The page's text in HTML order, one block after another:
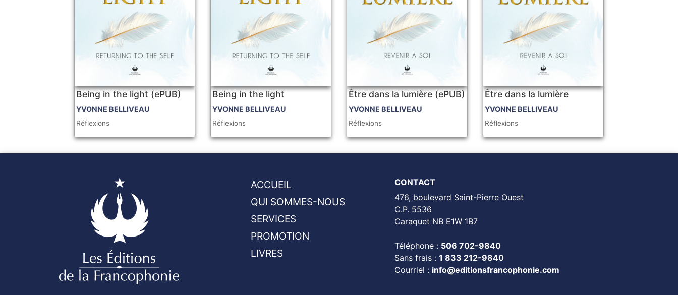
Being in the light (ePUB)
YVONNE BELLIVEAU
Réflexions
Being in the light
YVONNE BELLIVEAU
Réflexions
Être dans la lumière (ePUB)
YVONNE BELLIVEAU
Réflexions
Être dans la lumière
YVONNE BELLIVEAU
Réflexions
ACCUEIL
QUI SOMMES-NOUS
SERVICES
PROMOTION
LIVRES
CONTACT
476, boulevard Saint-Pierre Ouest
C.P. 5536
Caraquet NB E1W 1B7
Téléphone : 506 702-9840
Sans frais : 1 833 212-9840
Courriel : info@editionsfrancophonie.com